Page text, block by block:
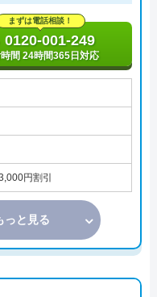
まずは電話相談！
0120-001-249
間 24時間365日対応
円割引
っと見る